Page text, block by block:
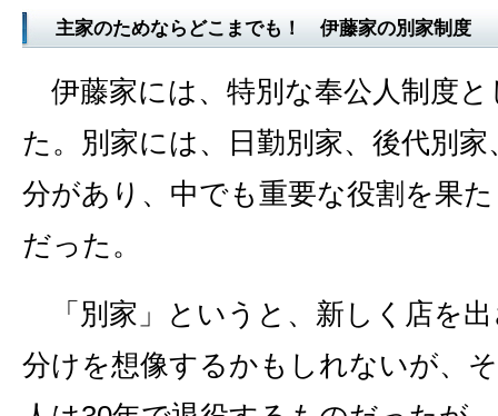
主家のためならどこまでも！ 伊藤家の別家制度
伊藤家には、特別な奉公人制度
た。別家には、日勤別家、後代別
分があり、中でも重要な役割を果
だった。
「別家」というと、新しく店を
分けを想像するかもしれないが、